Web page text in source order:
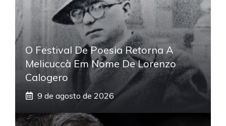
O Festival De Poesia Retorna A
Melicuccà Em Nome De Lorenzo
Calogero
9 de agosto de 2026